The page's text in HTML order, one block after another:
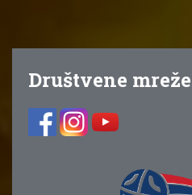
Društvene mreže